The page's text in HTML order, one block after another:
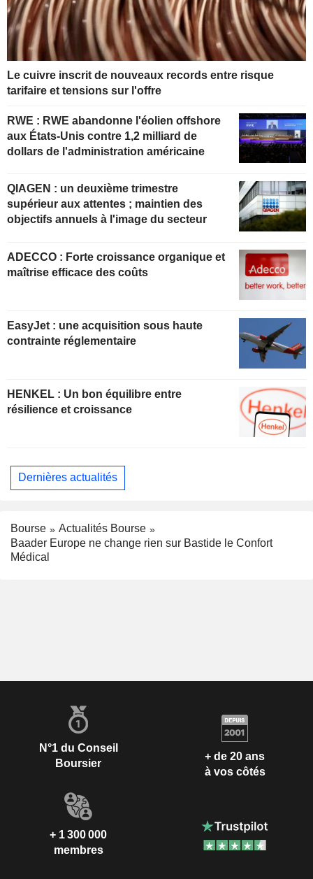
Le cuivre inscrit de nouveaux records entre risque
tarifaire et tensions sur l'offre
RWE : RWE abandonne l'éolien offshore
aux États-Unis contre 1,2 milliard de
dollars de l'administration américaine
QIAGEN : un deuxième trimestre
supérieur aux attentes ; maintien des
objectifs annuels à l'image du secteur
ADECCO : Forte croissance organique et
maîtrise efficace des coûts
EasyJet : une acquisition sous haute
contrainte réglementaire
HENKEL : Un bon équilibre entre
résilience et croissance
Dernières actualités
Bourse
Actualités Bourse
Baader Europe ne change rien sur Bastide le Confort
Médical
N°1 du Conseil
Boursier
+ de 20 ans
à vos côtés
+ 1 300 000
membres